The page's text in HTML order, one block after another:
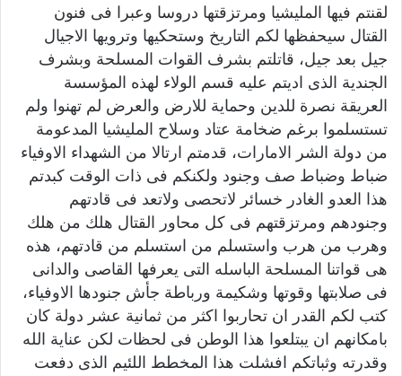
لقنتم فيها المليشيا ومرتزقتها دروسا وعبرا فى فنون
القتال سيحفظها لكم التاريخ وستحكيها وترويها الاجيال
جيل بعد جيل، قاتلتم بشرف القوات المسلحة وبشرف
الجندية الذى اديتم عليه قسم الولاء لهذه المؤسسة
العريقة نصرة للدين وحماية للارض والعرض لم تهنوا ولم
تستسلموا برغم ضخامة عتاد وسلاح المليشيا المدعومة
من دولة الشر الامارات، قدمتم ارتالا من الشهداء الاوفياء
ضباط وضباط صف وجنود ولكنكم فى ذات الوقت كبدتم
هذا العدو الغادر خسائر لاتحصى ولاتعد فى قادتهم
وجنودهم ومرتزقتهم فى كل محاور القتال هلك من هلك
وهرب من هرب واستسلم من استسلم من قادتهم، هذه
هى قواتنا المسلحة الباسله التى يعرفها القاصى والدانى
فى صلابتها وقوتها وشكيمة ورباطة جأش جنودها الاوفياء،
كتب لكم القدر ان تحاربوا اكثر من ثمانية عشر دولة كان
بامكانهم ان يبتلعوا هذا الوطن فى لحظات لكن عناية الله
وقدرته وثباتكم افشلت هذا المخطط اللئيم الذى دفعت